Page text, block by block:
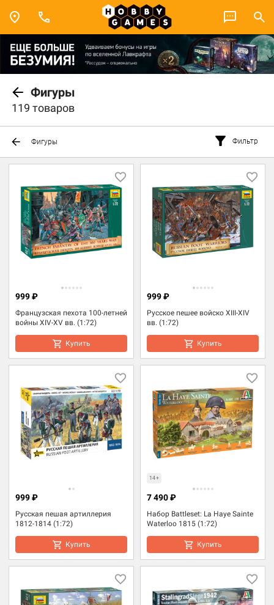
Фигуры
119 товаров
Фигуры Фильтр
Французская пехота 100-летней
войны XIV-XV вв. (1:72)
999 ₽
Купить
Русское пешее войско XIII-XIV
вв. (1:72)
999 ₽
Купить
Русская пешая артиллерия
1812-1814 (1:72)
999 ₽
Купить
14+
Набор Battleset: La Haye Sainte
Waterloo 1815 (1:72)
7 490 ₽
Купить